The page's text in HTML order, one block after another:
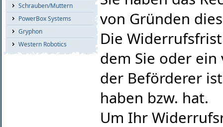
Schrauben/Muttern
PowerBox Systems
Gryphon
Western Robotics
von Gründen
Die
dem Sie oder
der Beförderer
haben bzw. hat.
Um Ihr